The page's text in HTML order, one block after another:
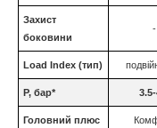
Захист
боковини
-
Load Index (тип)
P, бар*
Головний плюс